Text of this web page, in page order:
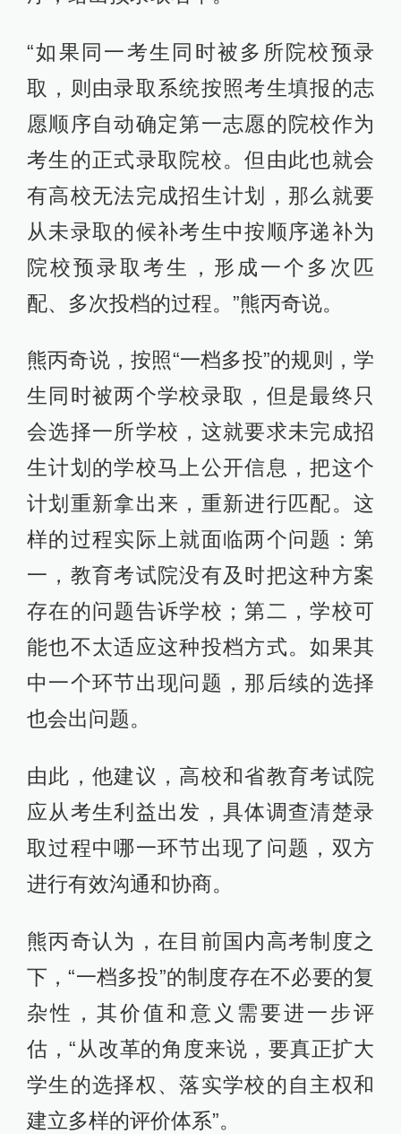
“如果同一考生同时被多所院校预录
取，则由录取系统按照考生填报的志
愿顺序自动确定第一志愿的院校作为
考生的正式录取院校。但由此也就会
有高校无法完成招生计划，那么就要
从未录取的候补考生中按顺序递补为
院校预录取考生，形成一个多次匹
配、多次投档的过程。”熊丙奇说。
熊丙奇说，按照“一档多投”的规则，学
生同时被两个学校录取，但是最终只
会选择一所学校，这就要求未完成招
生计划的学校马上公开信息，把这个
计划重新拿出来，重新进行匹配。这
样的过程实际上就面临两个问题：第
一，教育考试院没有及时把这种方案
存在的问题告诉学校；第二，学校可
能也不太适应这种投档方式。如果其
中一个环节出现问题，那后续的选择
也会出问题。
由此，他建议，高校和省教育考试院
应从考生利益出发，具体调查清楚录
取过程中哪一环节出现了问题，双方
进行有效沟通和协商。
熊丙奇认为，在目前国内高考制度之
下，“一档多投”的制度存在不必要的复
杂性，其价值和意义需要进一步评
估，“从改革的角度来说，要真正扩大
学生的选择权、落实学校的自主权和
建立多样的评价体系”。